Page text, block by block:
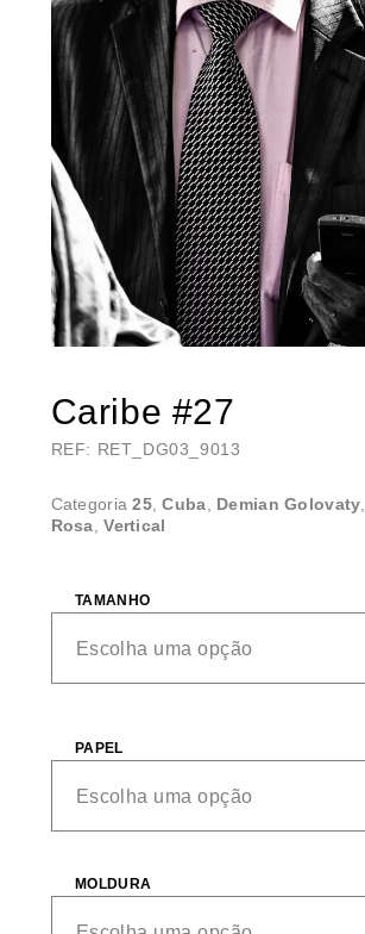
Caribe #27
REF: RET_DG03_9013
Categoria25,Cuba, Demian Golovaty,
Rosa,Vertical
TAMANHO
PAPEL
MOLDURA